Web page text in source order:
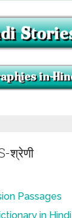
श्रेणी
Passages
in Hindi